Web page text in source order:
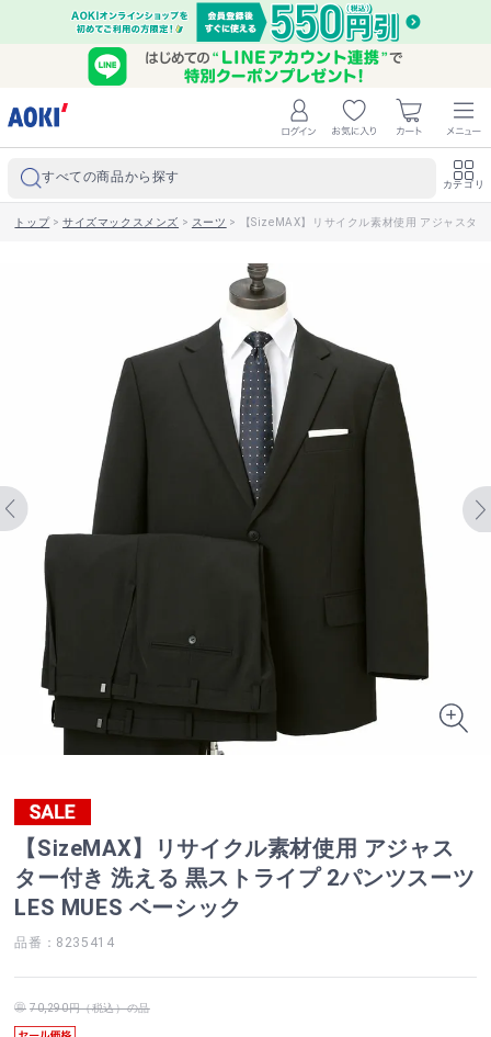
すべての商品から探す カテゴリ
トップ>サイズマックスメンズ > スーツ > 【SizeMAX】リサイクル素材使用 アジャスタ
【SizeMAX】リサイクル素材使用 アジャス
ター付き 洗える 黒ストライプ 2パンツスーツ
LES MUES ベーシック
品番：8235414
70,290円（税込）の品